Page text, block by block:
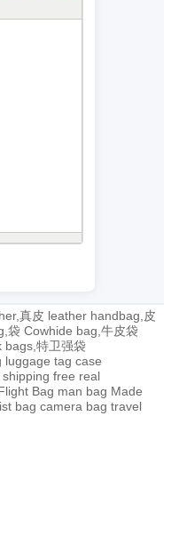
真皮 leather handbag,皮
袋 Cowhide bag,牛皮袋
bags,特卫强袋
luggage tag case
shipping free real
Bag man bag Made
bag camera bag travel